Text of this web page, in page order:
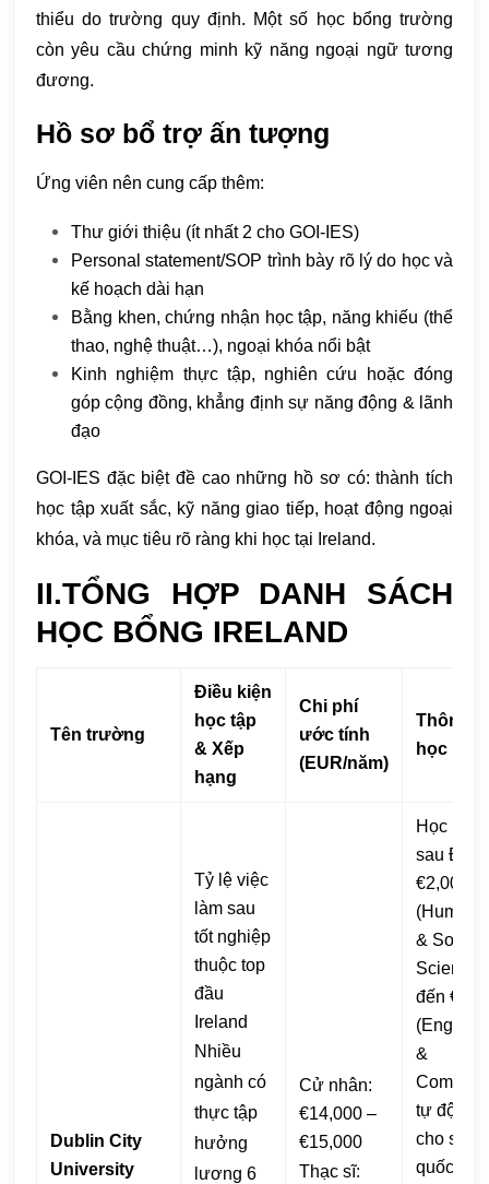
thiểu do trường quy định. Một số học bổng trường
còn yêu cầu chứng minh kỹ năng ngoại ngữ tương
đương.
Hồ sơ bổ trợ ấn tượng
Ứng viên nên cung cấp thêm:
Thư giới thiệu (ít nhất 2 cho GOI-IES)
Personal statement/SOP trình bày rõ lý do học và
kế hoạch dài hạn
Bằng khen, chứng nhận học tập, năng khiếu (thể
thao, nghệ thuật…), ngoại khóa nổi bật
Kinh nghiệm thực tập, nghiên cứu hoặc đóng
góp cộng đồng, khẳng định sự năng động & lãnh
đạo
GOI-IES đặc biệt đề cao những hồ sơ có: thành tích
học tập xuất sắc, kỹ năng giao tiếp, hoạt động ngoại
khóa, và mục tiêu rõ ràng khi học tại Ireland.
II.TỔNG HỢP DANH SÁCH
HỌC BỔNG IRELAND
Tên trường
Điều kiện
học tập
& Xếp
hạng
Chi phí
ước tính
(EUR/năm)
Thông
học
Dublin City
University
Tỷ lệ việc
làm sau
tốt nghiệp
thuộc top
đầu
Ireland
Nhiều
ngành có
thực tập
hưởng
lương 6
Cử nhân:
€14,000 –
€15,000
Thạc sĩ:
Học
sau ĐH:
€2,000
& Social
đến
&
tự động
cho sinh
quốc tế